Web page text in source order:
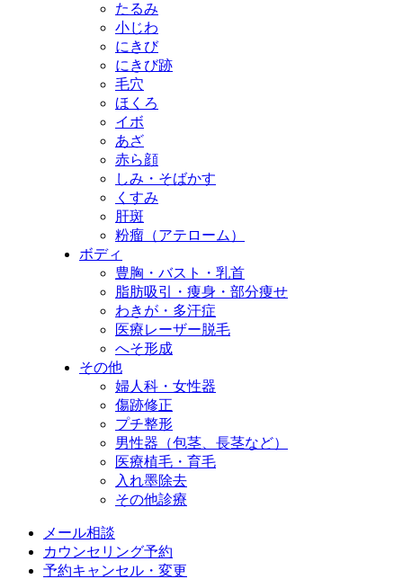
たるみ
小じわ
にきび
にきび跡
毛穴
ほくろ
イボ
あざ
赤ら顔
しみ・そばかす
くすみ
肝斑
粉瘤（アテローム）
ボディ
豊胸・バスト・乳首
脂肪吸引・痩身・部分痩せ
わきが・多汗症
医療レーザー脱毛
へそ形成
その他
婦人科・女性器
傷跡修正
プチ整形
男性器（包茎、長茎など）
医療植毛・育毛
入れ墨除去
その他診療
メール相談
カウンセリング予約
予約キャンセル・変更